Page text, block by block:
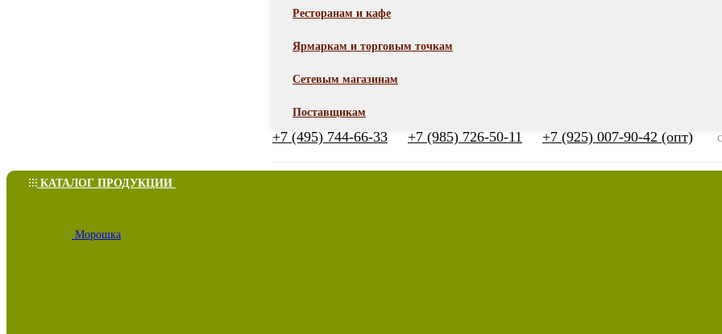
Ресторанам и кафе
Ярмаркам и торговым точкам
Сетевым магазинам
Поставщикам
+7 (495) 744-66-33 +7 (985) 726-50-11 +7 (925) 007-90-42 (опт)
КАТАЛОГ ПРОДУКЦИИ
Морошка